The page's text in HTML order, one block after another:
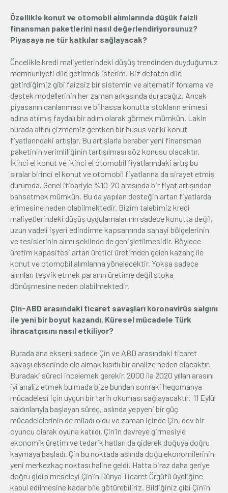
Özellikle konut ve otomobil alımlarında düşük faizli
finansman paketlerini nasıl değerlendiriyorsunuz?
Piyasaya ne tür katkılar sağlayacak?
Öncelikle kredi maliyetlerindeki düşüş trendinden duyduğumuz
memnuniyeti dile getirmek isterim. Biz defaten dile
getirdiğimiz gibi faizsiz bir sistemin ve alternatif fonlama ve
destek modellerinin her zaman arkasında duracağız. Ancak
piyasanın canlanması ve bilhassa konutta stokların erimesi
adına atılmış faydalı bir adım olarak görmek mümkün. Lakin
burada altını çizmemiz gereken bir husus var ki konut
fiyatlarındaki artışlar. Bu artışlarla beraber yeni finansman
paketinin verimliliğinin tartışılması söz konusu olacaktır.
İkinci el konut ve ikinci el otomobil fiyatlarındaki artış bu
sıralar birinci el konut ve otomobil fiyatlarına da sirayet etmiş
durumda. Genel itibariyle %10-20 arasında bir fiyat artışından
bahsetmek mümkün. Bu da yapılan desteğin artan fiyatlarda
erimesine neden olabilmektedir. Bizim talebimiz kredi
maliyetlerindeki düşüş uygulamalarının sadece konutta değil,
uzun vadeli işyeri edindirme kapsamında sanayi bölgelerinin
ve tesislerinin alımı şeklinde de genişletilmesidir. Böylece
üretim kapasitesi artan üretici üretimden gelen kazanç ile
konut ve otomobil alımlarına yönelecektir. Yoksa sadece
alımları teşvik etmek paranın üretime değil stoka
dönüşmesine neden olabilmektedir.
Çin-ABD arasındaki ticaret savaşları koronavirüs salgını
ile yeni bir boyut kazandı. Küresel mücadele Türk
ihracatçısını nasıl etkiliyor?
Burada ana ekseni sadece Çin ve ABD arasındaki ticaret
savaşı ekseninde ele almak kısıtlı bir analize neden olacaktır.
Buradaki süreci incelemek gerekir. 2000 ila 2020 yılları arasını
iyi analiz etmek bu mada bize bundan sonraki hegomanya
mücadelesi için uygun bir tarih okuması sağlayacaktır. 11 Eylül
saldırılarıyla başlayan süreç, aslında yepyeni bir güç
mücadelelerinin de miladı oldu ve zaman içinde Çin, dev bir
oyuncu olarak oyuna katıldı. Çin’in devreye girmesiyle
ekonomik üretim ve tedarik hatları da giderek doğuya doğru
kaymaya başladı. Çin bu noktada aslında doğu ekonomilerinin
yeni merkezkaç noktası haline geldi. Hatta biraz daha geriye
doğru gidip meseleyi Çin’in Dünya Ticaret Örgütü üyeliğine
kabul edilmesine kadar bile götürebiliriz. Bildiğiniz gibi Çin’in